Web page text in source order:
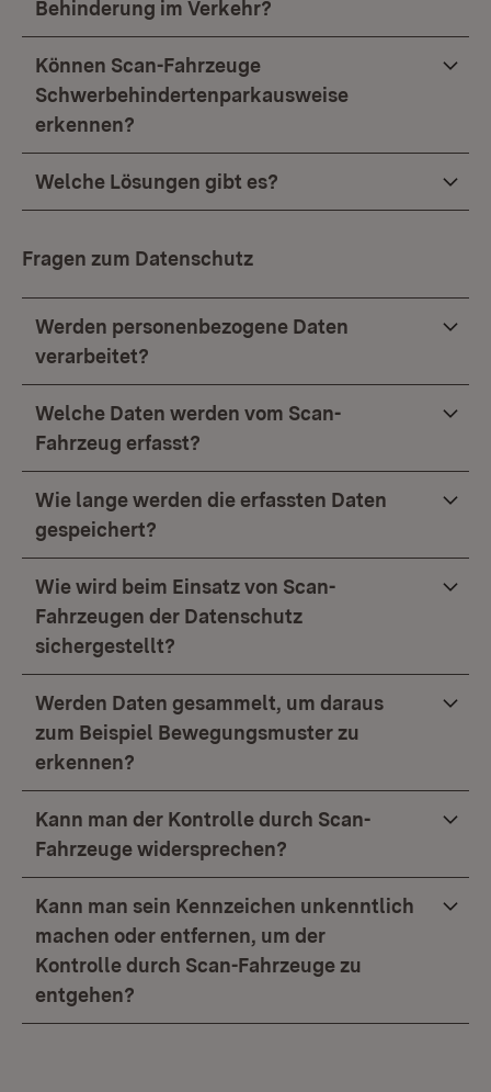
Behinderung im Verkehr?
Können Scan-Fahrzeuge
Schwerbehindertenparkausweise
erkennen?
Welche Lösungen gibt es?
Fragen zum Datenschutz
Werden personenbezogene Daten
verarbeitet?
Welche Daten werden vom Scan-
Fahrzeug erfasst?
Wie lange werden die erfassten Daten
gespeichert?
Wie wird beim Einsatz von Scan-
Fahrzeugen der Datenschutz
sichergestellt?
Werden Daten gesammelt, um daraus
zum Beispiel Bewegungsmuster zu
erkennen?
Kann man der Kontrolle durch Scan-
Fahrzeuge widersprechen?
Kann man sein Kennzeichen unkenntlich
machen oder entfernen, um der
Kontrolle durch Scan-Fahrzeuge zu
entgehen?